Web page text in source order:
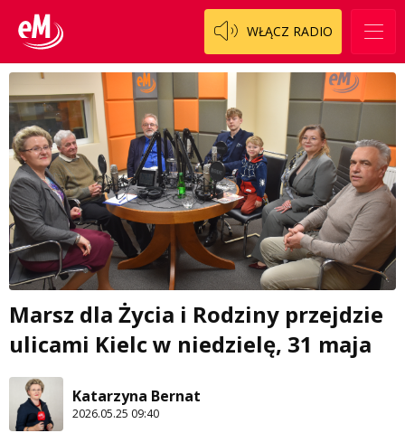
WŁĄCZ RADIO
Marsz dla Życia i Rodziny przejdzie
ulicami Kielc w niedzielę, 31 maja
Katarzyna Bernat
2026.05.25 09:40